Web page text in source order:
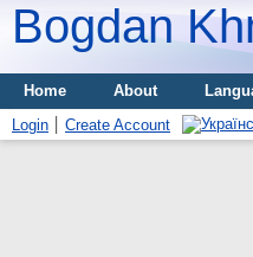
Bogdan
Home About
Login
Create Account